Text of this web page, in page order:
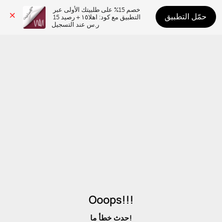
ر.س عند التسجيل
حمّل التطبيق
Ooops!!!
حدث خطأ ما!